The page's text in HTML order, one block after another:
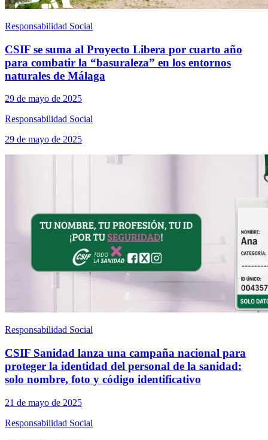
Responsabilidad Social
CSIF se suma al Proyecto Libera por cuarto año
para combatir la “basuraleza” en los entornos
naturales de Málaga
29 de mayo de 2025
Responsabilidad Social
29 de mayo de 2025
Responsabilidad Social
CSIF Sanidad lanza una campaña nacional para
proteger la identidad del personal de la sanidad:
solo nombre, foto y código identificativo
21 de mayo de 2025
Responsabilidad Social